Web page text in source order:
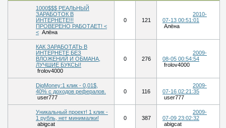
1000$$$ РЕАЛЬНЫЙ
ЗАРАБОТОК В
ИНТЕРНЕТЕ!!!
ПРОВЕРЕНО РАБОТАЕТ! <
< Алёна
0 121
2010-
07-13 00:51:01
Алёна
КАК ЗАРАБОТАТЬ В
ИНТЕРНЕТЕ БЕЗ
ВЛОЖЕНИЙ И ОБМАНА,
ЛУЧШИЕ БУКСЫ!
frolov4000
0 276
2009-
08-05 00:54:54
frolov4000
DigMoney:1 клик - 0,01$,
40% c доходов рефералов.
user777
0 116
2009-
07-16 02:21:35
user777
Уникальный проект! 1 клик -
1 рубль, нет минималки!
abigcat
0 387
2009-
07-09 23:02:32
abigcat